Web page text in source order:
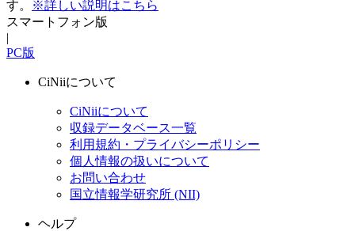
す。
※詳しい説明はこちら
スマートフォン版
|
PC版
CiNiiについて
CiNiiについて
収録データベース一覧
利用規約・プライバシーポリシー
個人情報の扱いについて
お問い合わせ
国立情報学研究所 (NII)
ヘルプ